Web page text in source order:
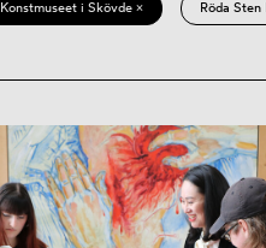
Konstmuseet i Skövde × Röda Sten